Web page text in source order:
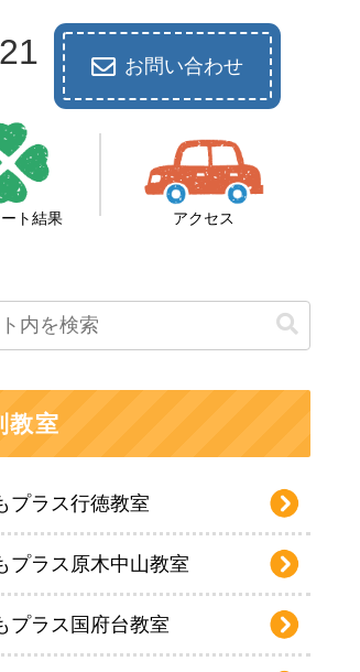
お問い合わせ
ト結果 アクセス
教室
プラス行徳教室
プラス原木中山教室
プラス国府台教室